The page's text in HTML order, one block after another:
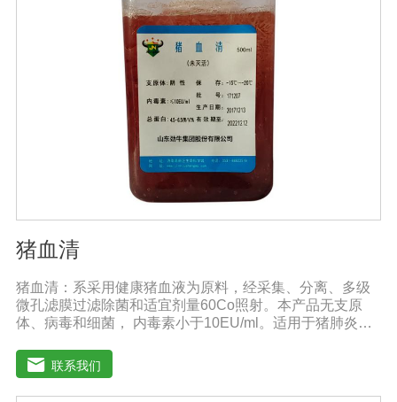
猪血清
猪血清：系采用健康猪血液为原料，经采集、分离、多级
微孔滤膜过滤除菌和适宜剂量60Co照射。本产品无支原
体、病毒和细菌， 内毒素小于10EU/ml。适用于猪肺炎支
和国兽药典》2020版质量标准。规格：500ml/瓶保
存：-15℃―-20℃有效期：5年注意事项：解冻：采用逐
步解冻法（ -20℃→2-8℃→ 室温），可减少沉淀的产生使
联系我们